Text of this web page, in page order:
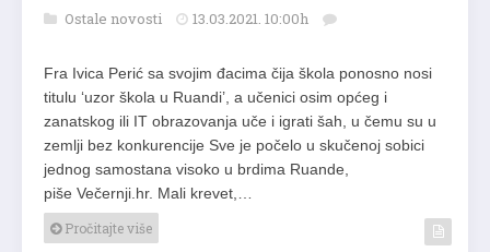
Ostale novosti 13.03.2021. 10:00h
Fra Ivica Perić sa svojim đacima čija škola ponosno nosi
titulu ‘uzor škola u Ruandi’, a učenici osim općeg i
zanatskog ili IT obrazovanja uče i igrati šah, u čemu su u
zemlji bez konkurencije Sve je počelo u skučenoj sobici
jednog samostana visoko u brdima Ruande,
piše Večernji.hr. Mali krevet,…
Pročitajte više